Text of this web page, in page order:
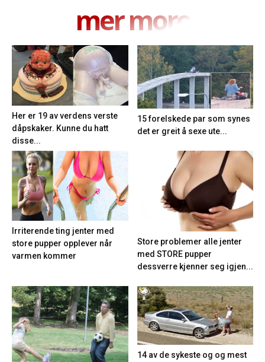
mer moro
Her er 19 av verdens verste
dåpskaker. Kunne du hatt
disse...
15 forelskede par som synes
det er greit å sexe ute...
Irriterende ting jenter med
store pupper opplever når
varmen kommer
Store problemer alle jenter
med STORE pupper
dessverre kjenner seg igjen...
14 av de sykeste og og mest